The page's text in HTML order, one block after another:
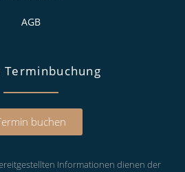
AGB
Terminbuchung
buchen
Informationen dienen der